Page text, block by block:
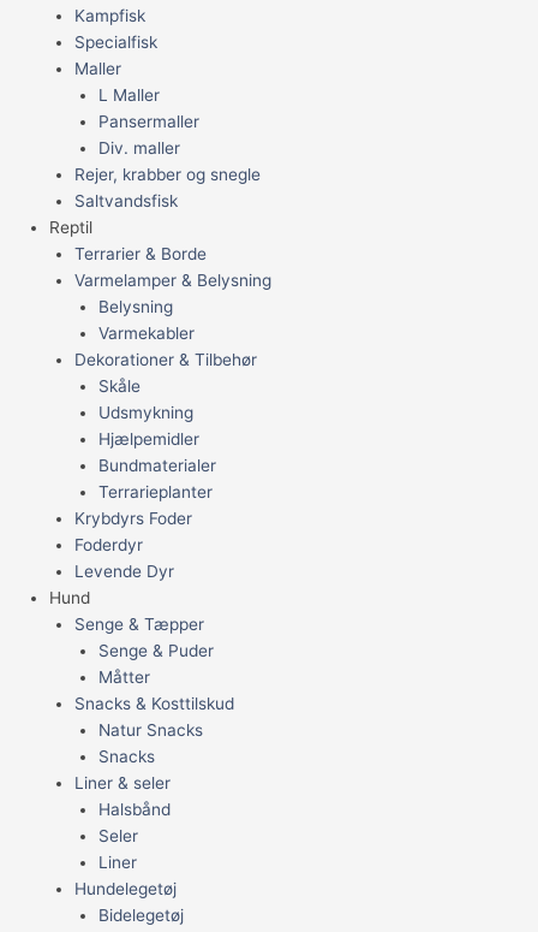
Kampfisk
Specialfisk
Maller
L Maller
Pansermaller
Div. maller
Rejer, krabber og snegle
Saltvandsfisk
Reptil
Terrarier & Borde
Varmelamper & Belysning
Belysning
Varmekabler
Dekorationer & Tilbehør
Skåle
Udsmykning
Hjælpemidler
Bundmaterialer
Terrarieplanter
Krybdyrs Foder
Foderdyr
Levende Dyr
Hund
Senge & Tæpper
Senge & Puder
Måtter
Snacks & Kosttilskud
Natur Snacks
Snacks
Liner & seler
Halsbånd
Seler
Liner
Hundelegetøj
Bidelegetøj